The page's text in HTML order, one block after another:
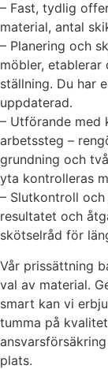
– Fast, tydlig
material, antal
– Planering och
möbler, etablerar
ställning. Du har
uppdaterad.
– Utförande med
arbetssteg –
grundning och
yta kontrolleras
– Slutkontroll
resultatet och
skötselråd för
Vår prissättning
val av material.
smart kan vi
tumma på
plats.